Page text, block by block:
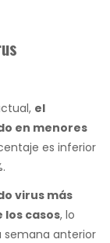
el
en menores
es inferior
virus más
los casos, lo
semana anterior